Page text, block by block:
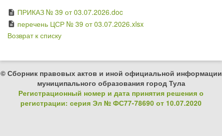
description ПРИКАЗ № 39 от 03.07.2026.doc
description перечень ЦСР № 39 от 03.07.2026.xlsx
Возврат к списку
© Сборник правовых актов и иной официальной информации
муниципального образования город Тула
Регистрационный номер и дата принятия решения о
регистрации: серия Эл № ФС77-78690 от 10.07.2020